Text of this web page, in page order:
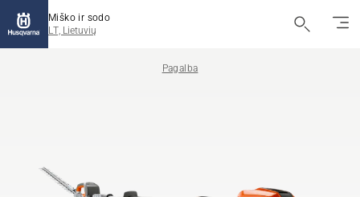
Miško ir sodo
LT, Lietuvių
Pagalba